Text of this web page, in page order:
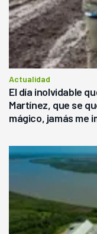
Actualidad
El día inolvidable
Martínez, que se
mágico, jamás me